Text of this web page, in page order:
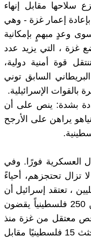
سلاحها مقابل إنهاء
بإعادة إعمار غزة - وهي
وعدٍ مبهمٍ بإمكانية
غزة ، التي يزيد عدد
قوة أمنية دولية،
السابق توني
الإسرائيلية.
بشدة: ينص على أن
يراهن على الأرجح
العسكرية فورًا. وفي
تزال تحتجزهم، أحياءً
الأسرى الإسرائيليين ، تعتقد إسرائيل أن
20 منهم على قيد الحياة. في المقابل، ستفرج إسرائيل عن 250 فلسطينياً يقضون
المؤبد في سجونها، بالإضافة إلى 1700 شخص معتقل من غزة منذ
بدء الحرب، بمن فيهم نساء وأطفال. كما ستسلم إسرائيل جثث 15 فلسطينيًا مقابل